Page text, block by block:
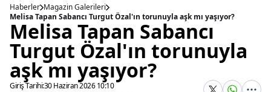
Haberler Magazin Galerileri
Melisa Tapan Sabancı Turgut Özal'ın torunuyla aşk mı yaşıyor?
Melisa Tapan Sabancı
Turgut Özal'ın torunuyla
aşk mı yaşıyor?
Giriş Tarihi:30 Haziran 2026 10:10